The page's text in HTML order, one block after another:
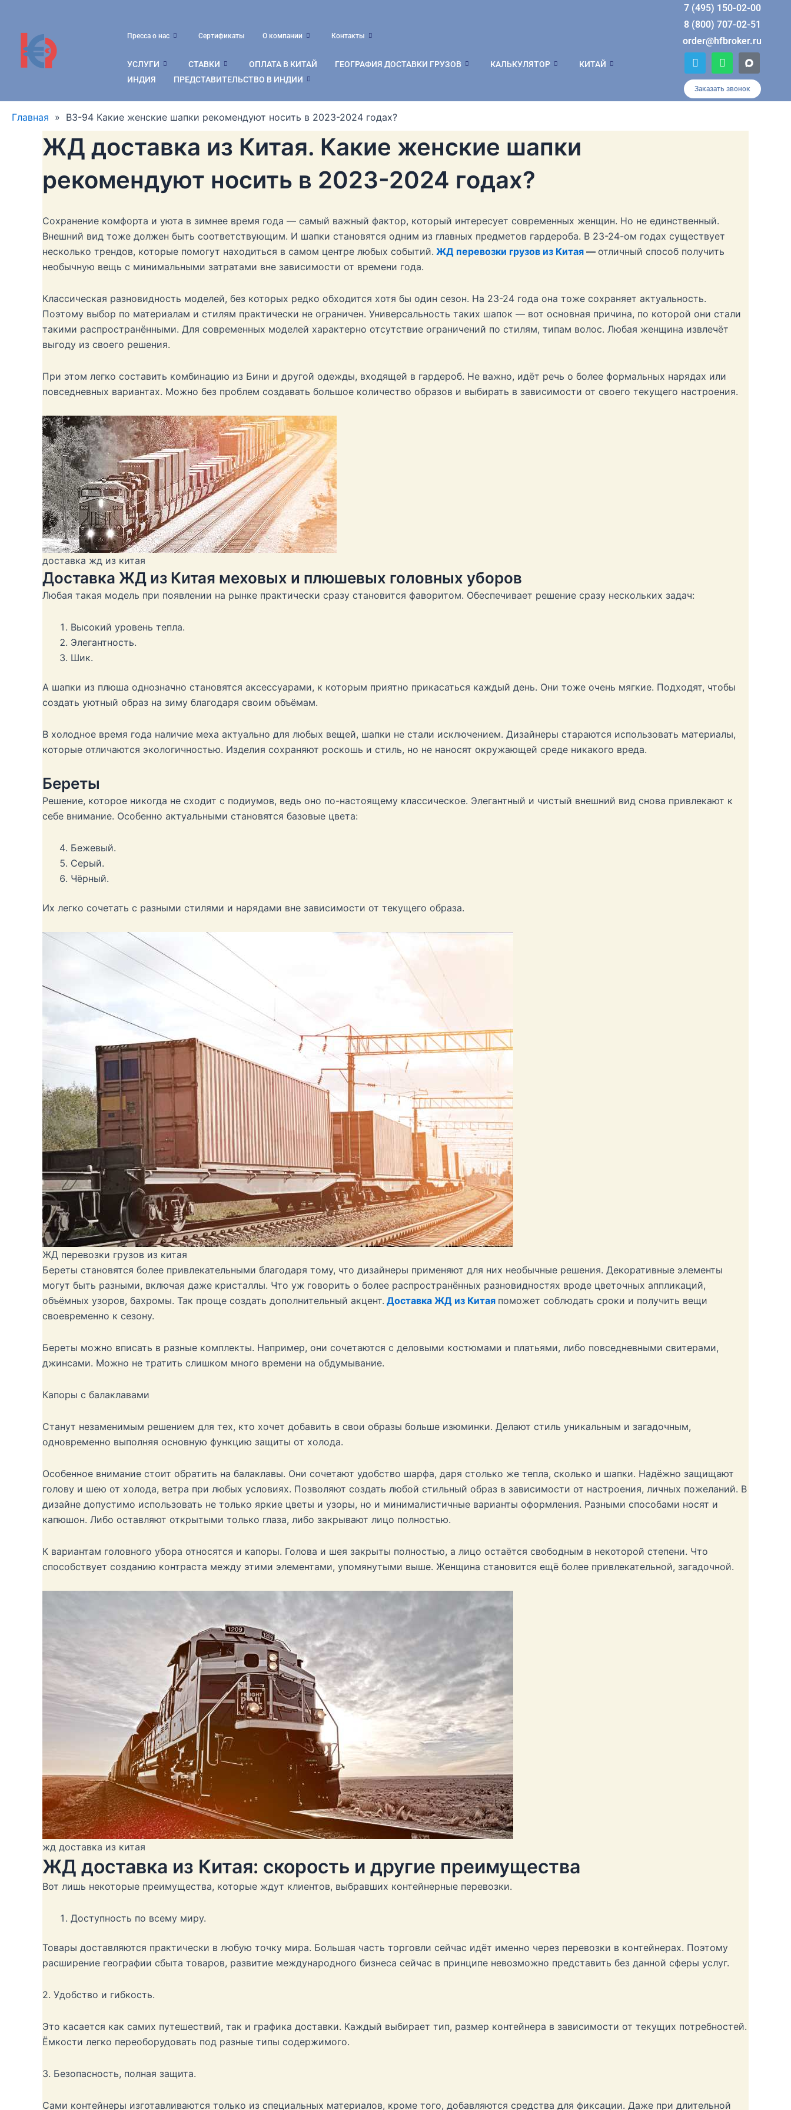
содержимому
Пресса о нас Сертификаты О компании Контакты
УСЛУГИ СТАВКИ ОПЛАТА В КИТАЙ ГЕОГРАФИЯ ДОСТАВКИ ГРУЗОВ КАЛЬКУЛЯТОР
КИТАЙ
ИНДИЯ
ПРЕДСТАВИТЕЛЬСТВО В ИНДИИ
7 (495) 150-02-00
8 (800) 707-02-51
order@hfbroker.ru
T
e
l
e
g
m
W
h
a
t
s
p
Заказать звонок
Главная » B3-94 Какие женские шапки рекомендуют носить в 2023-2024 годах?
ЖД доставка из Китая. Какие женские шапки
рекомендуют носить в 2023-2024 годах?
Сохранение комфорта и уюта в зимнее время года — самый важный фактор, который интересует современных женщин. Но не единственный.
Внешний вид тоже должен быть соответствующим. И шапки становятся одним из главных предметов гардероба. В 23-24-ом годах существует
несколько трендов, которые помогут находиться в самом центре любых событий. ЖД перевозки грузов из Китая — отличный способ получить
необычную вещь с минимальными затратами вне зависимости от времени года.
Классическая разновидность моделей, без которых редко обходится хотя бы один сезон. На 23-24 года она тоже сохраняет актуальность.
Поэтому выбор по материалам и стилям практически не ограничен. Универсальность таких шапок — вот основная причина, по которой они стали
такими распространёнными. Для современных моделей характерно отсутствие ограничений по стилям, типам волос. Любая женщина извлечёт
выгоду из своего решения.
При этом легко составить комбинацию из Бини и другой одежды, входящей в гардероб. Не важно, идёт речь о более формальных нарядах или
повседневных вариантах. Можно без проблем создавать большое количество образов и выбирать в зависимости от своего текущего настроения.
доставка жд из китая
Доставка ЖД из Китая меховых и плюшевых головных уборов
Любая такая модель при появлении на рынке практически сразу становится фаворитом. Обеспечивает решение сразу нескольких задач:
Высокий уровень тепла.
Элегантность.
Шик.
А шапки из плюша однозначно становятся аксессуарами, к которым приятно прикасаться каждый день. Они тоже очень мягкие. Подходят, чтобы
создать уютный образ на зиму благодаря своим объёмам.
В холодное время года наличие меха актуально для любых вещей, шапки не стали исключением. Дизайнеры стараются использовать материалы,
которые отличаются экологичностью. Изделия сохраняют роскошь и стиль, но не наносят окружающей среде никакого вреда.
Береты
Решение, которое никогда не сходит с подиумов, ведь оно по-настоящему классическое. Элегантный и чистый внешний вид снова привлекают к
себе внимание. Особенно актуальными становятся базовые цвета:
Бежевый.
Серый.
Чёрный.
Их легко сочетать с разными стилями и нарядами вне зависимости от текущего образа.
ЖД перевозки грузов из китая
Береты становятся более привлекательными благодаря тому, что дизайнеры применяют для них необычные решения. Декоративные элементы
могут быть разными, включая даже кристаллы. Что уж говорить о более распространённых разновидностях вроде цветочных аппликаций,
объёмных узоров, бахромы. Так проще создать дополнительный акцент. Доставка ЖД из Китая поможет соблюдать сроки и получить вещи
своевременно к сезону.
Береты можно вписать в разные комплекты. Например, они сочетаются с деловыми костюмами и платьями, либо повседневными свитерами,
джинсами. Можно не тратить слишком много времени на обдумывание.
Капоры с балаклавами
Станут незаменимым решением для тех, кто хочет добавить в свои образы больше изюминки. Делают стиль уникальным и загадочным,
одновременно выполняя основную функцию защиты от холода.
Особенное внимание стоит обратить на балаклавы. Они сочетают удобство шарфа, даря столько же тепла, сколько и шапки. Надёжно защищают
голову и шею от холода, ветра при любых условиях. Позволяют создать любой стильный образ в зависимости от настроения, личных пожеланий. В
дизайне допустимо использовать не только яркие цветы и узоры, но и минималистичные варианты оформления. Разными способами носят и
капюшон. Либо оставляют открытыми только глаза, либо закрывают лицо полностью.
К вариантам головного убора относятся и капоры. Голова и шея закрыты полностью, а лицо остаётся свободным в некоторой степени. Что
способствует созданию контраста между этими элементами, упомянутыми выше. Женщина становится ещё более привлекательной, загадочной.
жд доставка из китая
ЖД доставка из Китая: скорость и другие преимущества
Вот лишь некоторые преимущества, которые ждут клиентов, выбравших контейнерные перевозки.
Доступность по всему миру.
Товары доставляются практически в любую точку мира. Большая часть торговли сейчас идёт именно через перевозки в контейнерах. Поэтому
расширение географии сбыта товаров, развитие международного бизнеса сейчас в принципе невозможно представить без данной сферы услуг.
2. Удобство и гибкость.
Это касается как самих путешествий, так и графика доставки. Каждый выбирает тип, размер контейнера в зависимости от текущих потребностей.
Ëмкости легко переоборудовать под разные типы содержимого.
3. Безопасность, полная защита.
Сами контейнеры изготавливаются только из специальных материалов, кроме того, добавляются средства для фиксации. Даже при длительной